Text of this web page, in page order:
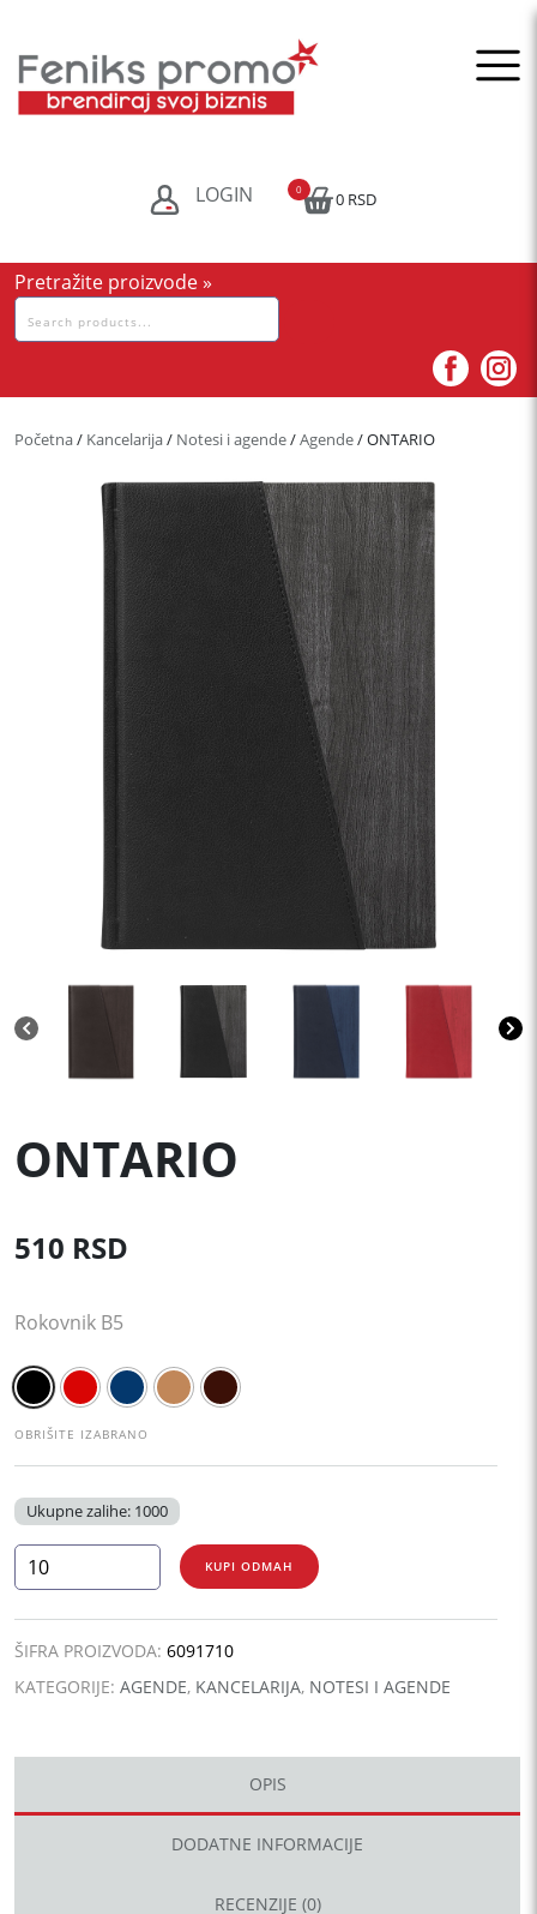
content
LOGIN 0 RSD
0
Pretražite proizvode »
Pretraga
za:
Početna/ Kancelarija/ Notesi i agende/Agende/ ONTARIO
ONTARIO
510 RSD
Rokovnik B5
OBRIŠITE IZABRANO
Ukupne zalihe: 1000
ONTARIO
količina
KUPI ODMAH
ŠIFRA PROIZVODA: 6091710
KATEGORIJE: AGENDE, KANCELARIJA, NOTESI I AGENDE
OPIS
DODATNE INFORMACIJE
RECENZIJE (0)